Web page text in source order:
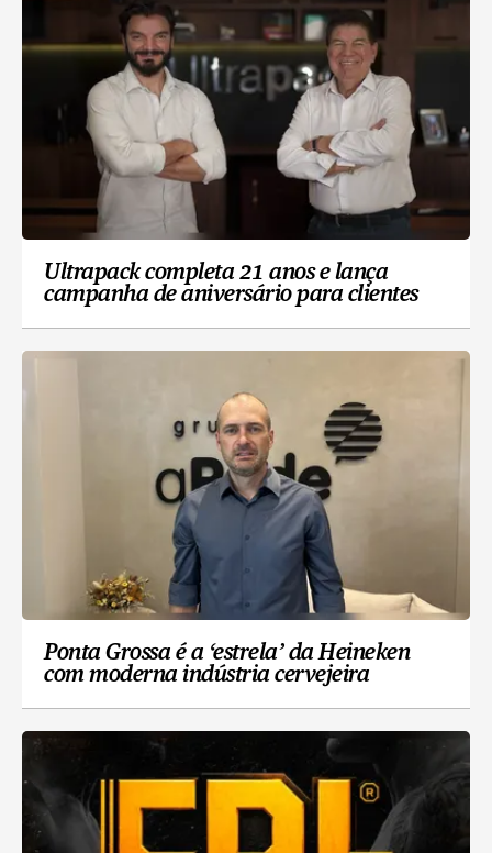
Ultrapack completa 21 anos e lança
campanha de aniversário para clientes
Ponta Grossa é a ‘estrela’ da Heineken
com moderna indústria cervejeira